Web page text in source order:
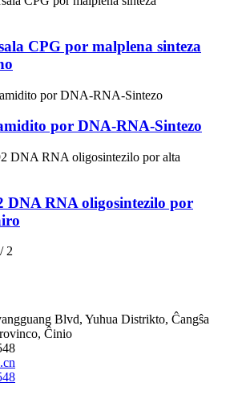
CPG por malplena sinteza
por DNA-RNA-Sintezo
DNA RNA oligosintezilo por
2
Blvd, Yuhua Distrikto, Ĉangŝa
Ĉinio